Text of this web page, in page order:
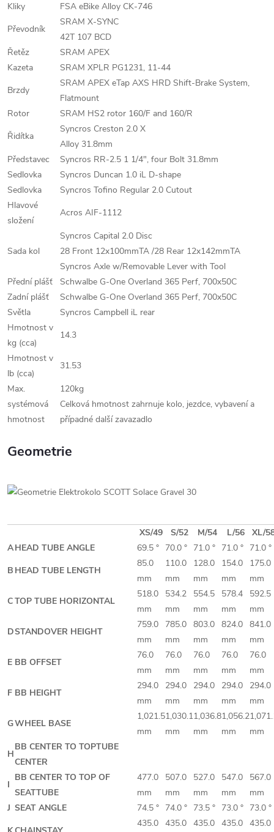
Kliky
FSA eBike Alloy CK-746
Převodník
SRAM X-SYNC
42T 107 BCD
Řetěz
SRAM APEX
Kazeta
SRAM XPLR PG1231, 11-44
Brzdy
SRAM APEX eTap AXS HRD Shift-Brake System,
Flatmount
Rotor
SRAM HS2 rotor 160/F and 160/R
Řidítka
Syncros Creston 2.0 X
Alloy 31.8mm
Představec
Syncros RR-2.5 1 1/4", four Bolt 31.8mm
Sedlovka
Syncros Duncan 1.0 iL D-shape
Sedlovka
Syncros Tofino Regular 2.0 Cutout
Hlavové
složení
Acros AIF-1112
Sada kol
Syncros Capital 2.0 Disc
28 Front 12x100mmTA /28 Rear 12x142mmTA
Syncros Axle w/Removable Lever with Tool
Přední plášť
Schwalbe G-One Overland 365 Perf, 700x50C
Zadní plášť
Schwalbe G-One Overland 365 Perf, 700x50C
Světla
Syncros Campbell iL rear
Hmotnost v
kg (cca)
14.3
Hmotnost v
lb (cca)
31.53
Max.
systémová
hmotnost
120kg
Celková hmotnost zahrnuje kolo, jezdce, vybavení a
případné další zavazadlo
Geometrie
XS/49 S/52 M/54 L/56
XL/
AHEAD TUBE ANGLE 69.5 ° 70.0 ° 71.0 ° 71.0 ° 71.0 °
B HEAD TUBE LENGTH
85.0
mm
110.0
mm
128.0
mm
154.0
mm
175.0
mm
CTOP TUBE HORIZONTAL
518.0
mm
534.2
mm
554.5
mm
578.4
mm
592.5
mm
DSTANDOVER HEIGHT
759.0
mm
785.0
mm
803.0
mm
824.0
mm
841.0
mm
E BB OFFSET
76.0
mm
76.0
mm
76.0
mm
76.0
mm
76.0
mm
F BB HEIGHT
294.0
mm
294.0
mm
294.0
mm
294.0
mm
294.0
mm
GWHEEL BASE
1,021.5
mm
1,030.1
mm
1,036.8
mm
1,056.2
mm
mm
H
BB CENTER TO TOPTUBE
CENTER
I
BB CENTER TO TOP OF
SEATTUBE
477.0
mm
507.0
mm
527.0
mm
547.0
mm
567.0
mm
J SEAT ANGLE 74.5 ° 74.0 ° 73.5 ° 73.0 ° 73.0 °
435.0 435.0 435.0 435.0 435.0